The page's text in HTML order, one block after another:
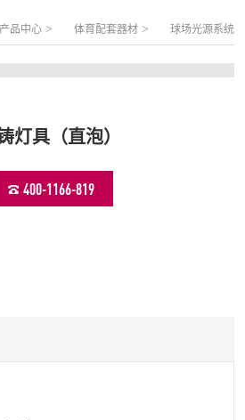
围网
产品中心 > 体育配套器材 > 球场光源系统
灯具（直泡）
400-1166-819